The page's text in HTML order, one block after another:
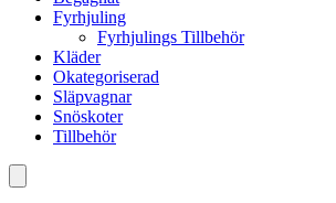
Fyrhjuling
Fyrhjulings Tillbehör
Kläder
Okategoriserad
Släpvagnar
Snöskoter
Tillbehör